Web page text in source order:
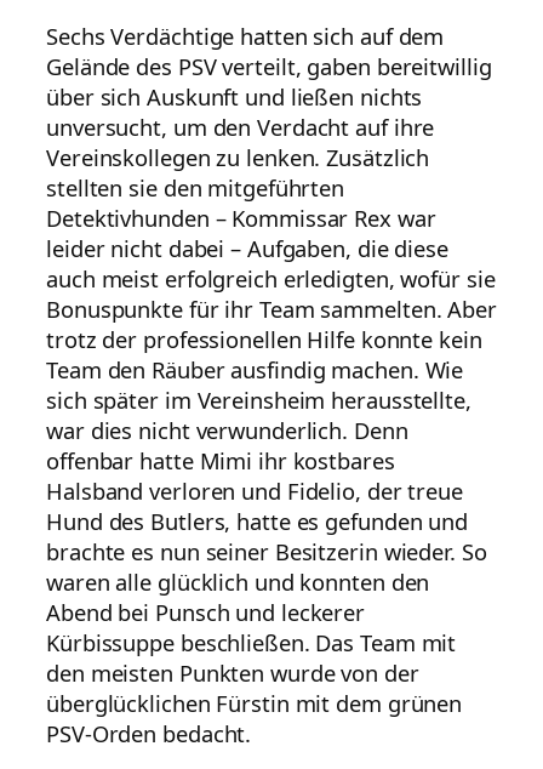
Sechs Verdächtige hatten sich auf dem
Gelände des PSV verteilt, gaben bereitwillig
über sich Auskunft und ließen nichts
unversucht, um den Verdacht auf ihre
Vereinskollegen zu lenken. Zusätzlich
stellten sie den mitgeführten
Detektivhunden – Kommissar Rex war
leider nicht dabei – Aufgaben, die diese
auch meist erfolgreich erledigten, wofür sie
Bonuspunkte für ihr Team sammelten. Aber
trotz der professionellen Hilfe konnte kein
Team den Räuber ausfindig machen. Wie
sich später im Vereinsheim herausstellte,
war dies nicht verwunderlich. Denn
offenbar hatte Mimi ihr kostbares
Halsband verloren und Fidelio, der treue
Hund des Butlers, hatte es gefunden und
brachte es nun seiner Besitzerin wieder. So
waren alle glücklich und konnten den
Abend bei Punsch und leckerer
Kürbissuppe beschließen. Das Team mit
den meisten Punkten wurde von der
überglücklichen Fürstin mit dem grünen
PSV-Orden bedacht.